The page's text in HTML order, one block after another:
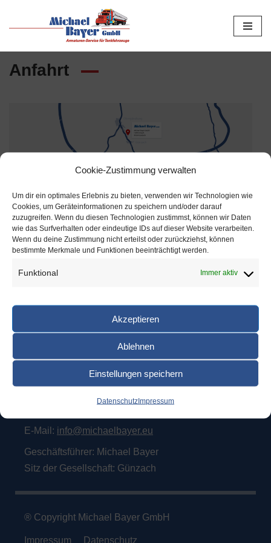
Cookie-Zustimmung verwalten
Um dir ein optimales Erlebnis zu bieten, verwenden wir Technologien wie
Cookies, um Geräteinformationen zu speichern und/oder darauf
zuzugreifen. Wenn du diesen Technologien zustimmst, können wir Daten
wie das Surfverhalten oder eindeutige IDs auf dieser Website verarbeiten.
Wenn du deine Zustimmung nicht erteilst oder zurückziehst, können
bestimmte Merkmale und Funktionen beeinträchtigt werden.
Funktional Immer aktiv
Akzeptieren
Ablehnen
Einstellungen speichern
DatenschutzImpressum
Inhalt
springen
Anfahrt
Michael Bayer GmbH
Armaturenservice für Tankfahrzeuge
Haldenweg 8
08372/972667
E-Mail: info@michaelbayer.eu
Geschäftsführer: Michael Bayer
Sitz der Gesellschaft: Günzach
® Copyright Michael Bayer GmbH
Impressum Datenschutz